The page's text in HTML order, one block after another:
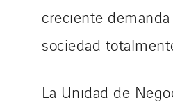
creciente
sociedad
La Unidad de